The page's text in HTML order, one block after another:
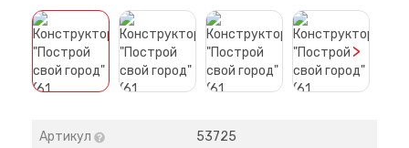
>
Артикул 53725